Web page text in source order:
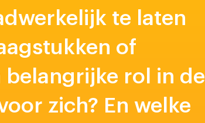
te laten
of
rol in de
zich? En welke